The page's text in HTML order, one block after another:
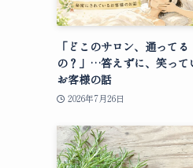
「どこのサロン、通ってる
の？」…答えずに、笑って
お客様の話
2026年7月26日